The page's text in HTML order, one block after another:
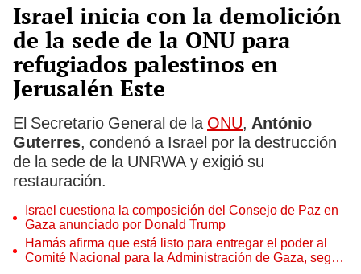
Israel inicia con la demolición
de la sede de la ONU para
refugiados palestinos en
Jerusalén Este
El Secretario General de la ONU, António
Guterres, condenó a Israel por la destrucción
de la sede de la UNRWA y exigió su
restauración.
Israel cuestiona la composición del Consejo de Paz en
Gaza anunciado por Donald Trump
Hamás afirma que está listo para entregar el poder al
Comité Nacional para la Administración de Gaza, según